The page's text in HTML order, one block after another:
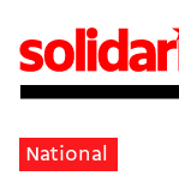
National